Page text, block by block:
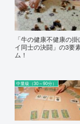
「牛の健康不健康の
イ同士の決闘」の3要
ム！
中量級（30～90分）